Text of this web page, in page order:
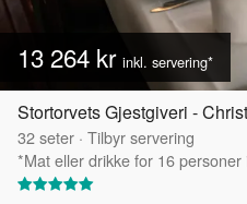
13 264 kr inkl. servering*
Stortorvets Gjestgiveri -
32seter · Tilbyr servering
*Mat eller drikke for 16 personer